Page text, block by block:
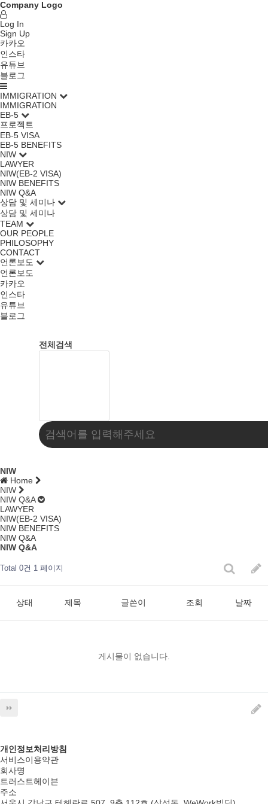
Company Logo
Log In
Sign Up
카카오
인스타
유튜브
블로그
IMMIGRATION
IMMIGRATION
EB-5
프로젝트
EB-5 VISA
EB-5 BENEFITS
NIW
LAWYER
NIW(EB-2 VISA)
NIW BENEFITS
NIW Q&A
상담 및 세미나
상담 및 세미나
TEAM
OUR PEOPLE
PHILOSOPHY
CONTACT
언론보도
언론보도
카카오
인스타
유튜브
블로그
전체검색
NIW
Home
NIW
NIW Q&A
LAWYER
NIW(EB-2 VISA)
NIW BENEFITS
NIW Q&A
NIW Q&A
Total 0건 1 페이지
상태 제목 글쓴이 조회 날짜
게시물이 없습니다.
개인정보처리방침
서비스이용약관
회사명
트러스트헤이븐
주소